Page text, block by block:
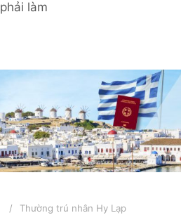
phải làm
Thường trú nhân Hy Lạp